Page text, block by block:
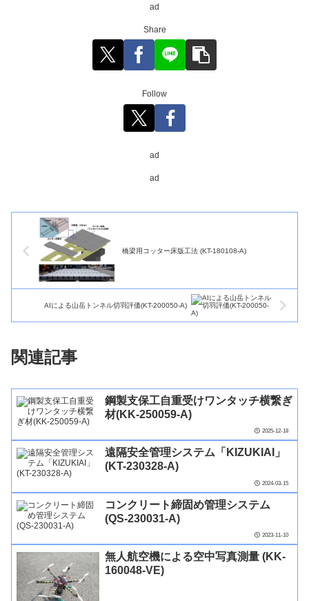
ad
Share
Follow
ad
ad
橋梁用コッター床版工法 (KT-180108-A)
AIによる山岳トンネル切羽評価(KT-200050-A)
関連記事
鋼製支保工自重受けワンタッチ横繋ぎ
材(KK-250059-A)
2025-12-18
遠隔安全管理システム「KIZUKIAI」
(KT-230328-A)
2024-03-15
コンクリート締固め管理システム
(QS-230031-A)
2023-11-10
無人航空機による空中写真測量 (KK-
160048-VE)